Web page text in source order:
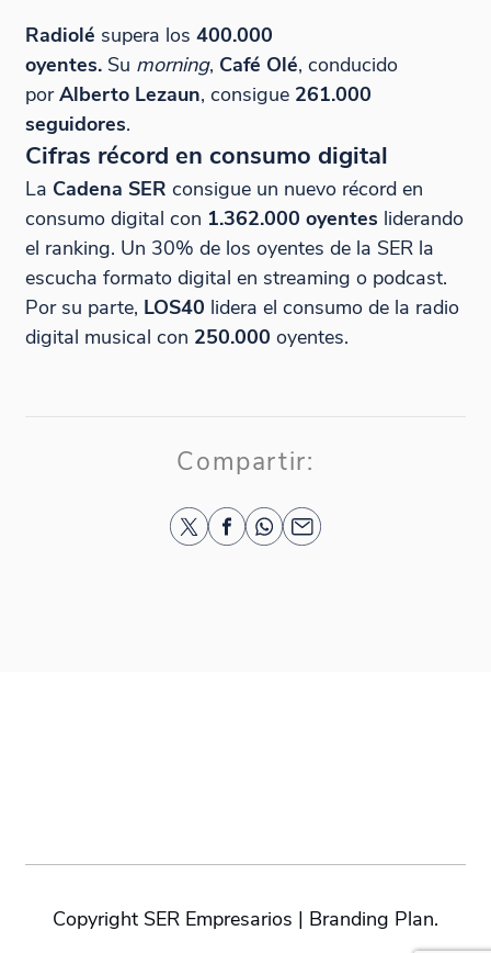
Radiolé supera los 400.000
oyentes. Su morning, Café Olé, conducido
porAlberto Lezaun, consigue 261.000
seguidores.
Cifras récord en consumo digital
La Cadena SER consigue un nuevo récord en
consumo digital con 1.362.000 oyentes liderando
el ranking. Un 30% de los oyentes de la SER la
escucha formato digital en streaming o podcast.
Por su parte, LOS40 lidera el consumo de la radio
digital musical con 250.000 oyentes.
Compartir:
Copyright SER Empresarios | Branding Plan.